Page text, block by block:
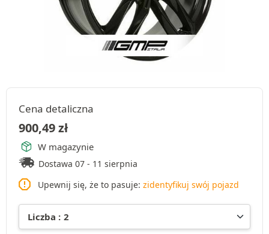
Cena detaliczna
900,49zł
W magazynie
Dostawa 07 - 11 sierpnia
Upewnij się, że to pasuje: zidentyfikuj swój pojazd